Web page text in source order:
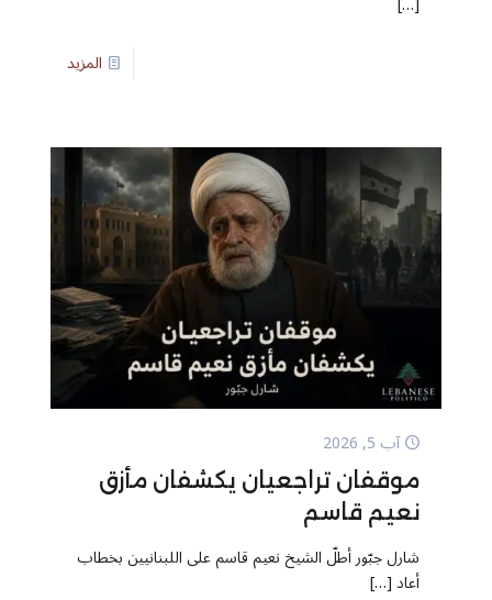
المزيد
آب 5, 2026
موقفان تراجعيان يكشفان مأزق
نعيم قاسم
شارل جبّور أطلّ الشيخ نعيم قاسم على اللبنانيين بخطاب
أعاد[…]